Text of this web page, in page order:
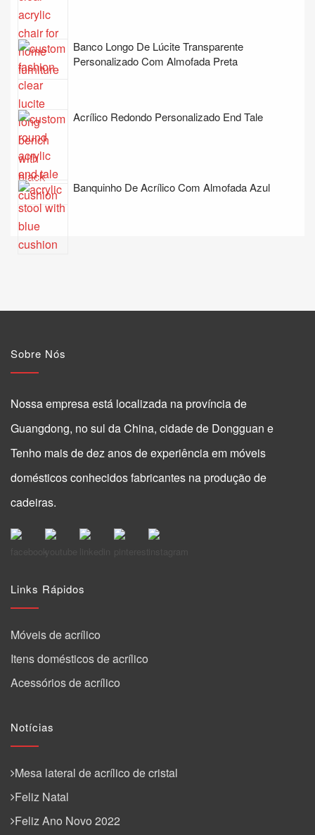
Banco Longo De Lúcite Transparente
Personalizado Com Almofada Preta
Acrílico Redondo Personalizado End Tale
Banquinho De Acrílico Com Almofada Azul
Sobre Nós
Nossa empresa está localizada na província de
Guangdong, no sul da China, cidade de Dongguan e
Tenho mais de dez anos de experiência em móveis
domésticos conhecidos fabricantes na produção de
cadeiras.
Links Rápidos
Móveis de acrílico
Itens domésticos de acrílico
Acessórios de acrílico
Notícias
Mesa lateral de acrílico de cristal
Feliz Natal
Feliz Ano Novo 2022